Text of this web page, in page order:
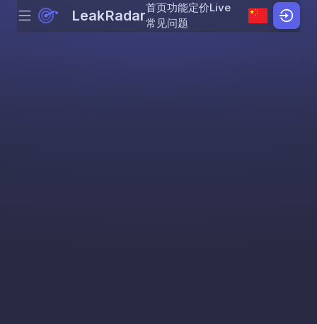
Skip to content
Menu LeakRadar首页功能定价Live
常见问题